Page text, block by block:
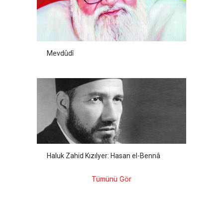
Mevdûdî
Haluk Zahid Kızılyer: Hasan el-Bennâ
Tümünü Gör